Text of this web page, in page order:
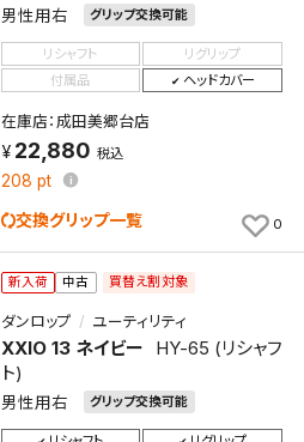
男性用右 グリップ交換可能
リシャフト
リグリップ
付属品
ヘッドカバー
在庫店：成田美郷台店
22,880 税込
208 pt
交換グリップ一覧 0
新入荷 中古 買替え割対象
ダンロップ ユーティリティ
XXIO 13 ネイビー
HY-65 (リシャフ
ト)
男性用右 グリップ交換可能